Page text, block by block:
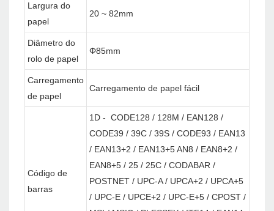
Largura do
papel
20 ~ 82mm
Diâmetro do
rolo de papel
Φ85mm
Carregamento
de papel
Carregamento de papel fácil
Código de
barras
1D - CODE128 / 128M / EAN128 /
CODE39 / 39C / 39S / CODE93 / EAN13
/ EAN13+2 / EAN13+5 AN8 / EAN8+2 /
EAN8+5 / 25 / 25C / CODABAR /
POSTNET / UPC-A / UPCA+2 / UPCA+5
/ UPC-E / UPCE+2 / UPC-E+5 / CPOST /